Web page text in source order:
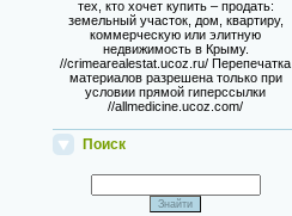
тех, кто хочет купить – продать:
земельный участок, дом, квартиру,
коммерческую или элитную
недвижимость в Крыму.
//crimearealestat.ucoz.ru/ Перепечатка
материалов разрешена только при
условии прямой гиперссылки
//allmedicine.ucoz.com/
Поиск